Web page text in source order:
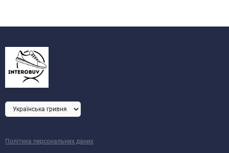
Політика персональних даних